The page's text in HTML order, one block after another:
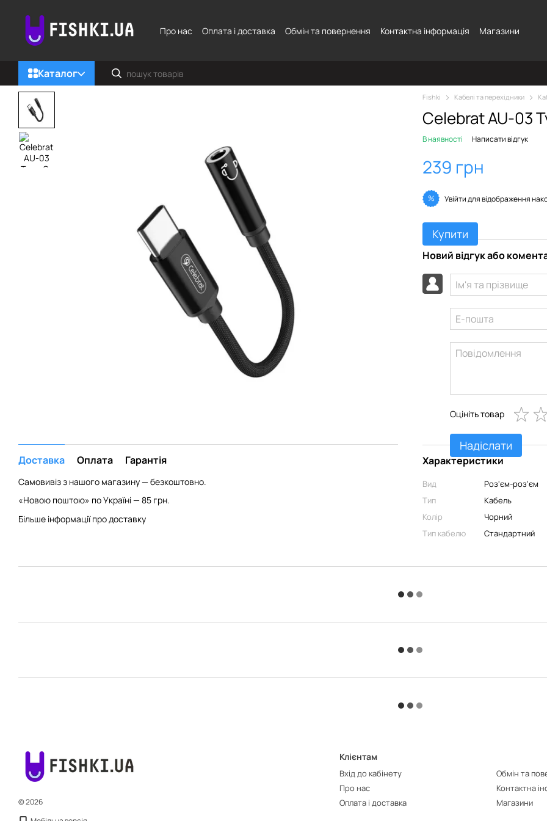
Про нас
Оплата і доставка Обмін та повернення Контактна інформація Магазини
Каталог
Доставка Оплата Гарантія
Самовивіз з нашого магазину — безкоштовно.
«Новою поштою» по Україні — 85 грн.
Більше інформації про доставку
Fishki Кабелі та перехідники
Celebrat AU-03
В наявності Написати відгук
239 грн
% Увійтидля відображення
Купити
Новий відгук або
Оцініть товар
Надіслати
Характеристики
Вид
Роз'єм-роз'єм
Тип
Кабель
Колір
Чорний
Тип кабелю
Стандартний
© 2026
Клієнтам
Вхід до кабінету
Про нас
Оплата і доставка
Обмін та
Контактна
Магазини